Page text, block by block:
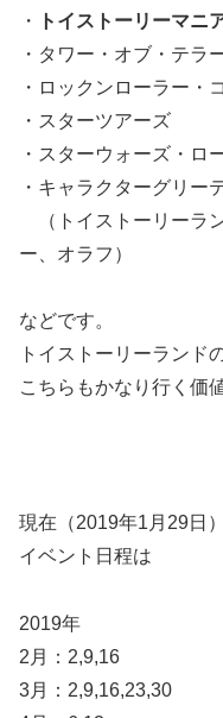
・
トイストーリーマニ
・タワー・オブ・テラ
・ロックンローラー・
・スターツアーズ
・スターウォーズ・ロ
・キャラクターグリー
（トイストーリーラ
ー、オラフ）
などです。
トイストーリーランド
こちらもかなり行く価
現在（2019年1月29日
イベント日程は
2019年
2月：2,9,16
3月：2,9,16,23,30